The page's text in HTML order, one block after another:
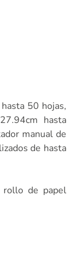
50 hojas,
hasta
manual de
de hasta
rollo de papel